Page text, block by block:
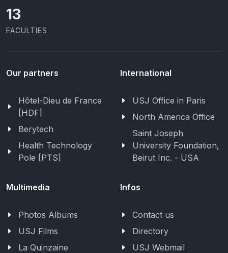
13
FACULTIES
Our partners
Hôtel-Dieu de France
[HDF]
Berytech
Health Technology
Pole [PTS]
International
USJ Office in Paris
North America Office
Saint Joseph
University Foundation,
Beirut Inc. - USA
Multimedia
Photos Albums
USJ Films
La Quinzaine
Infos
Contact us
Directory
USJ Webmail